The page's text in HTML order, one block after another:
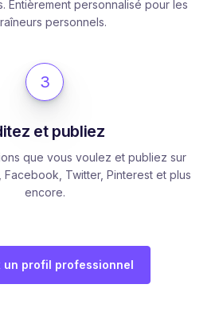
Entièrement personnalisé pour les
personnels.
3
et publiez
que vous voulez et publiez sur
Facebook, Twitter, Pinterest et plus
encore.
un profil professionnel